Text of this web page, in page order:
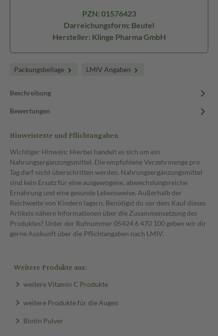
PZN: 01576423
Darreichungsform: Beutel
Hersteller: Klinge Pharma GmbH
Packungsbeilage LMIV Angaben
Beschreibung
Bewertungen
Hinweistexte und Pflichtangaben
Wichtiger Hinweis: Hierbei handelt es sich um ein
Nahrungsergänzungsmittel. Die empfohlene Verzehrmenge pro
Tag darf nicht überschritten werden. Nahrungsergänzungsmittel
sind kein Ersatz für eine ausgewogene, abwechslungsreiche
Ernährung und eine gesunde Lebensweise. Außerhalb der
Reichweite von Kindern lagern. Benötigst du vor dem Kauf dieses
Artikels nähere Informationen über die Zusammensetzung des
Produktes? Unter der Rufnummer 05424 6 470 100 geben wir dir
gerne Auskunft über die Pflichtangaben nach LMIV.
Weitere Produkte aus:
weitere Vitamin C Produkte
weitere Produkte für die Augen
Biotin Pulver